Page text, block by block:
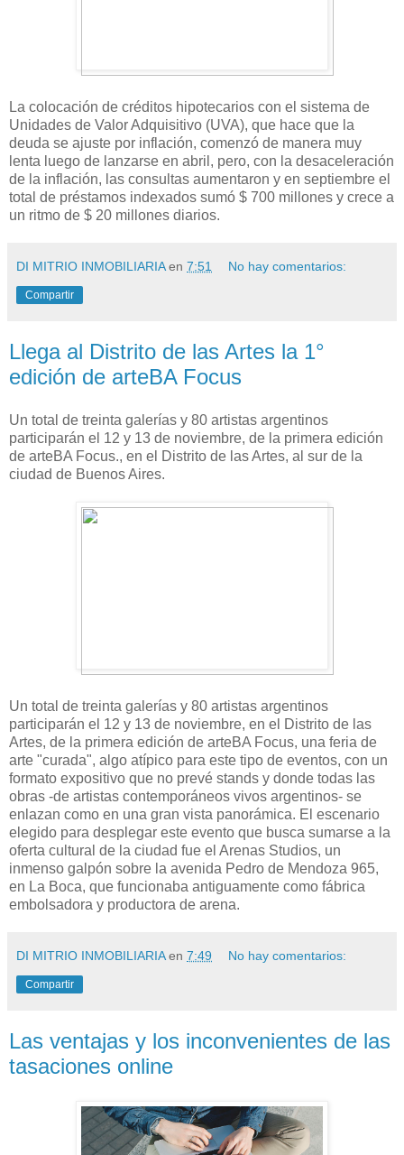
La colocación de créditos hipotecarios con el sistema de
Unidades de Valor Adquisitivo (UVA), que hace que la
deuda se ajuste por inflación, comenzó de manera muy
lenta luego de lanzarse en abril, pero, con la desaceleración
de la inflación, las consultas aumentaron y en septiembre el
total de préstamos indexados sumó $ 700 millones y crece a
un ritmo de $ 20 millones diarios.
DI MITRIO INMOBILIARIA en 7:51 No hay comentarios:
Compartir
Llega al Distrito de las Artes la 1°
edición de arteBA Focus
Un total de treinta galerías y 80 artistas argentinos
participarán el 12 y 13 de noviembre, de la primera edición
de arteBA Focus., en el Distrito de las Artes, al sur de la
ciudad de Buenos Aires.
Un total de treinta galerías y 80 artistas argentinos
participarán el 12 y 13 de noviembre, en el Distrito de las
Artes, de la primera edición de arteBA Focus, una feria de
arte "curada", algo atípico para este tipo de eventos, con un
formato expositivo que no prevé stands y donde todas las
obras -de artistas contemporáneos vivos argentinos- se
enlazan como en una gran vista panorámica. El escenario
elegido para desplegar este evento que busca sumarse a la
oferta cultural de la ciudad fue el Arenas Studios, un
inmenso galpón sobre la avenida Pedro de Mendoza 965,
en La Boca, que funcionaba antiguamente como fábrica
embolsadora y productora de arena.
DI MITRIO INMOBILIARIA en 7:49 No hay comentarios:
Compartir
Las ventajas y los inconvenientes de las
tasaciones online